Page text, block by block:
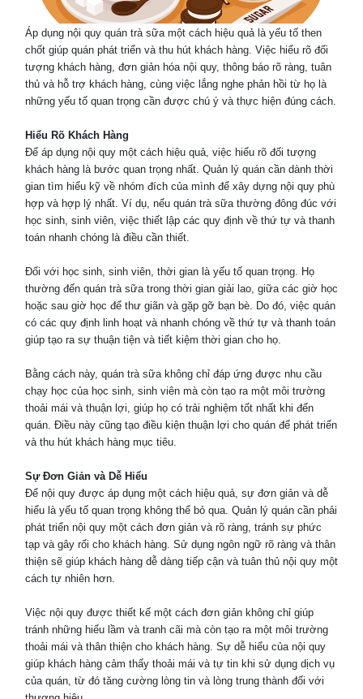
Áp dụng nội quy quán trà sữa một cách hiệu quả là yếu tố then
chốt giúp quán phát triển và thu hút khách hàng. Việc hiểu rõ đối
tượng khách hàng, đơn giản hóa nội quy, thông báo rõ ràng, tuân
thủ và hỗ trợ khách hàng, cùng việc lắng nghe phản hồi từ họ là
những yếu tố quan trọng cần được chú ý và thực hiện đúng cách.
Hiểu Rõ Khách Hàng
Để áp dụng nội quy một cách hiệu quả, việc hiểu rõ đối tượng
khách hàng là bước quan trọng nhất. Quản lý quán cần dành thời
gian tìm hiểu kỹ về nhóm đích của mình để xây dựng nội quy phù
hợp và hợp lý nhất. Ví dụ, nếu quán trà sữa thường đông đúc với
học sinh, sinh viên, việc thiết lập các quy định về thứ tự và thanh
toán nhanh chóng là điều cần thiết.
Đối với học sinh, sinh viên, thời gian là yếu tố quan trọng. Họ
thường đến quán trà sữa trong thời gian giải lao, giữa các giờ học
hoặc sau giờ học để thư giãn và gặp gỡ bạn bè. Do đó, việc quán
có các quy định linh hoạt và nhanh chóng về thứ tự và thanh toán
giúp tạo ra sự thuận tiện và tiết kiệm thời gian cho họ.
Bằng cách này, quán trà sữa không chỉ đáp ứng được nhu cầu
chạy học của học sinh, sinh viên mà còn tạo ra một môi trường
thoải mái và thuận lợi, giúp họ có trải nghiệm tốt nhất khi đến
quán. Điều này cũng tạo điều kiện thuận lợi cho quán để phát triển
và thu hút khách hàng mục tiêu.
Sự Đơn Giản và Dễ Hiểu
Để nội quy được áp dụng một cách hiệu quả, sự đơn giản và dễ
hiểu là yếu tố quan trọng không thể bỏ qua. Quản lý quán cần phải
phát triển nội quy một cách đơn giản và rõ ràng, tránh sự phức
tạp và gây rối cho khách hàng. Sử dụng ngôn ngữ rõ ràng và thân
thiện sẽ giúp khách hàng dễ dàng tiếp cận và tuân thủ nội quy một
cách tự nhiên hơn.
Việc nội quy được thiết kế một cách đơn giản không chỉ giúp
tránh những hiểu lầm và tranh cãi mà còn tạo ra một môi trường
thoải mái và thân thiện cho khách hàng. Sự dễ hiểu của nội quy
giúp khách hàng cảm thấy thoải mái và tự tin khi sử dụng dịch vụ
của quán, từ đó tăng cường lòng tin và lòng trung thành đối với